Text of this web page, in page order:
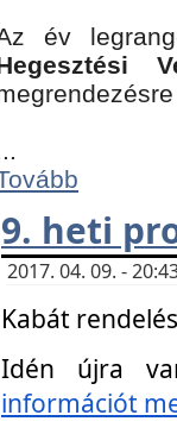
év
9. heti
2017. 04. 09. -
Kabát
Idén újra
információt